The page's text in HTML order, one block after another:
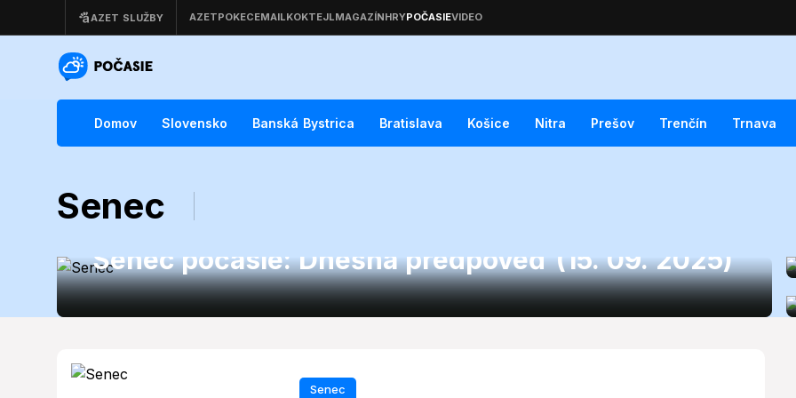
Domov Slovensko Banská Bystrica Bratislava Košice Nitra Prešov Trenčín Trnava
Senec
Senec
Senec počasie: Dnešná predpoveď (15. 09. 2025)
Senec